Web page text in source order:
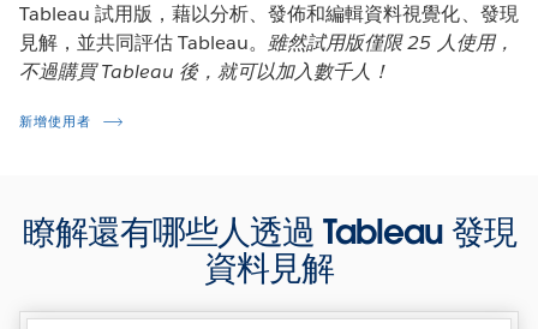
Tableau 試用版，藉以分析、發佈和編輯資料視覺化、發現
見解，並共同評估 Tableau。 雖然試用版僅限 25 人使用，
不過購買 Tableau 後，就可以加入數千人！
新增使用者
瞭解還有哪些人透過 Tableau 發現
資料見解